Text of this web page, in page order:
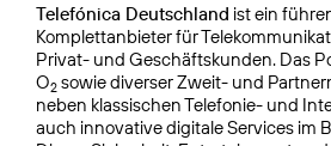
Telefónica Deutschland ist ein
Komplettanbieter für
Privat- und Geschäftskunden. Das
O2 sowie diverser Zweit- und
neben klassischen Telefonie- und
auch innovative digitale Services im